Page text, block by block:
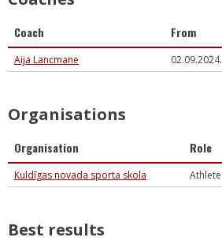
Coach From
Aija Lancmane 02.09.2024.
Organisations
Organisation Role
Kuldīgas novada sporta skola Athlete
Best results